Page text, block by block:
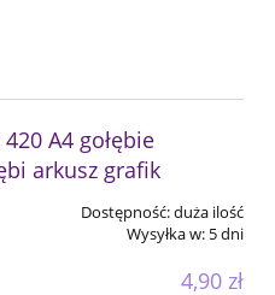
A4 gołębie
arkusz grafik
Dostępność:duża ilość
Wysyłka w: 5 dni
4,90 zł